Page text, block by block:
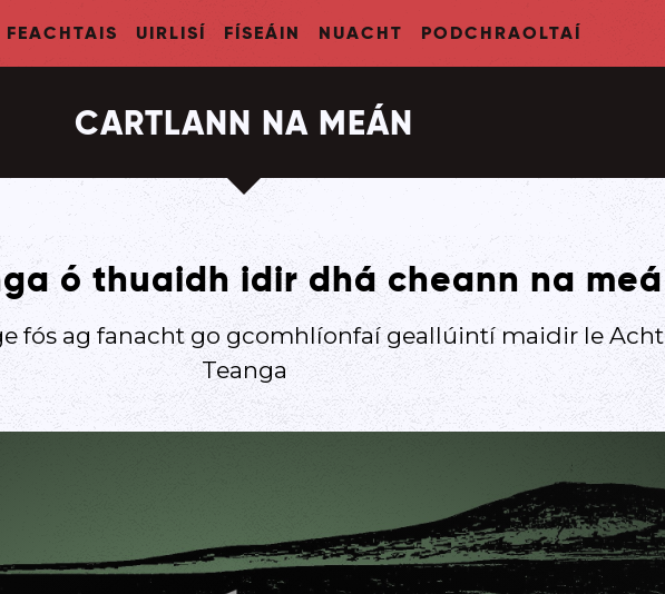
FEACHTAIS UIRLISÍ FÍSEÁIN NUACHT PODCHRAOLTAÍ
CARTLANN NA MEÁN
ó thuaidh idir dhá cheann na meá
fós ag fanacht go gcomhlíonfaí geallúintí maidir le Acht
Teanga